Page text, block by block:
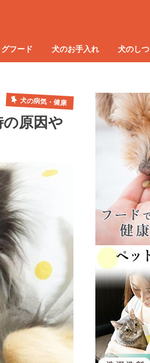
グフード 犬のお手入れ 犬のし
犬の病気・健康
原因や